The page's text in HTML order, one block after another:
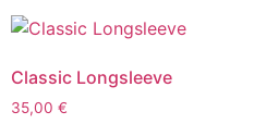
Classic Longsleeve
35,00 €